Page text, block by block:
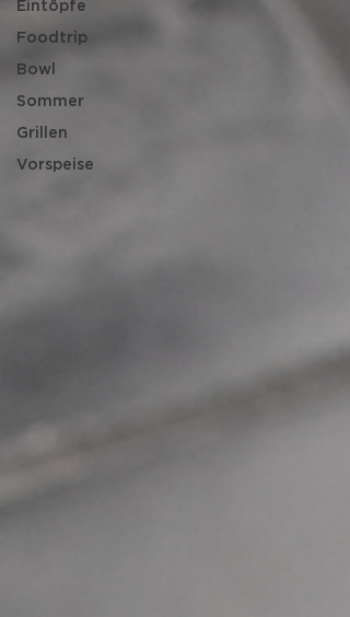
Eintöpfe
Foodtrip
Bowl
Sommer
Grillen
Vorspeise